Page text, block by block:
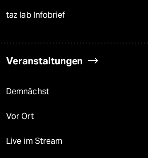
taz lab Infobrief
Veranstaltungen
Demnächst
Vor Ort
Live im Stream